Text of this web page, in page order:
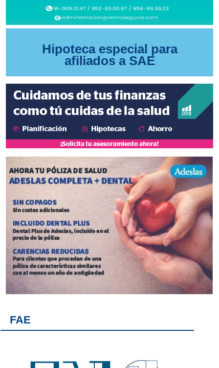
Hipoteca especial para
afiliados a SAE
FAE